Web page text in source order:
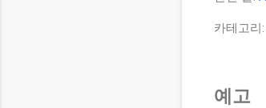
카테고리:
예고